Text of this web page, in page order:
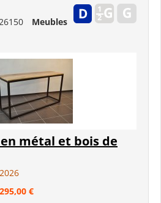
Meubles
métal et bois de
295,00 €